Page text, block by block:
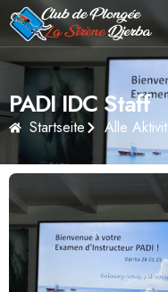
PADI IDC Staff
Startseite Alle